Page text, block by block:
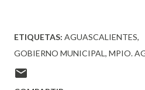
ETIQUETAS: AGUASCALIENTES
GOBIERNO MUNICIPAL MPIO.